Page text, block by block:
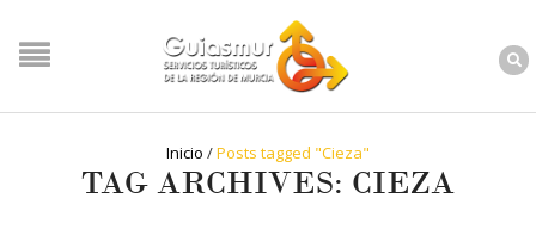
Inicio /Posts tagged "Cieza"
TAG ARCHIVES: CIEZA